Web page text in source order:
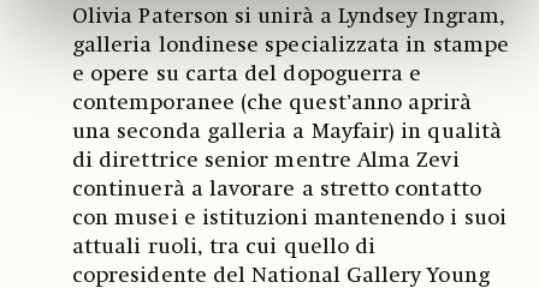
Olivia Paterson si unirà a Lyndsey Ingram,
galleria londinese specializzata in stampe
e opere su carta del dopoguerra e
contemporanee (che quest’anno aprirà
una seconda galleria a Mayfair) in qualità
di direttrice senior mentre Alma Zevi
continuerà a lavorare a stretto contatto
con musei e istituzioni mantenendo i suoi
attuali ruoli, tra cui quello di
copresidente del National Gallery Young